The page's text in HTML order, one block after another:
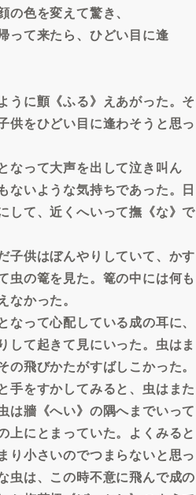
色を変えて驚き、
って来たら、ひどい目に逢
うに顫《ふる》えあがった。そ
供をひどい目に逢わそうと思っ
なって大声を出して泣き叫ん
ないような気持ちであった。日
して、近くへいって撫《な》で
子供はぼんやりしていて、かす
虫の篭を見た。篭の中には何も
かった。
って心配している成の耳に、
して起きて見にいった。虫はま
飛びかたがすばしこかった。
手をすかしてみると、虫はまた
は牆《へい》の隅へまでいって
上にとまっていた。よくみると
り小さいのでつまらないと思っ
虫は、この時不意に飛んで成の